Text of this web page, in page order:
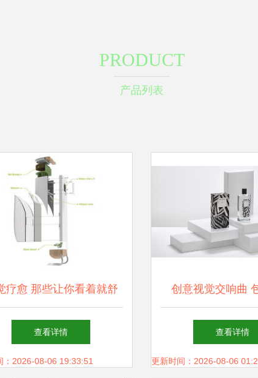
PRODUCT
产品列表
疗愈 那些让你看着就舒
心的创意网站设计
查看详情
：2026-08-06 19:33:51
创意视觉交响曲
画、标志与网站的
查看详情
更新时间：2026-08-06